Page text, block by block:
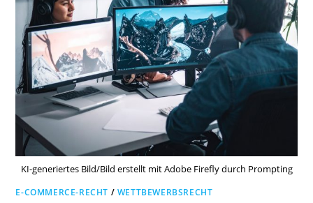
KI-generiertes Bild/Bild erstellt mit Adobe Firefly durch Prompting
E-COMMERCE-RECHT / WETTBEWERBSRECHT